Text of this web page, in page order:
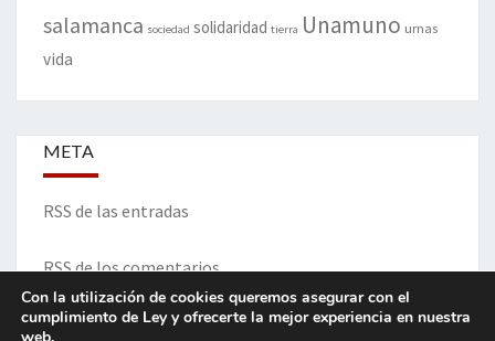
salamanca sociedad solidaridad tierra Unamuno urnas
vida
META
RSS de las entradas
RSS de los comentarios
Con la utilización de cookies queremos asegurar con el
cumplimiento de Ley y ofrecerte la mejor experiencia en nuestra